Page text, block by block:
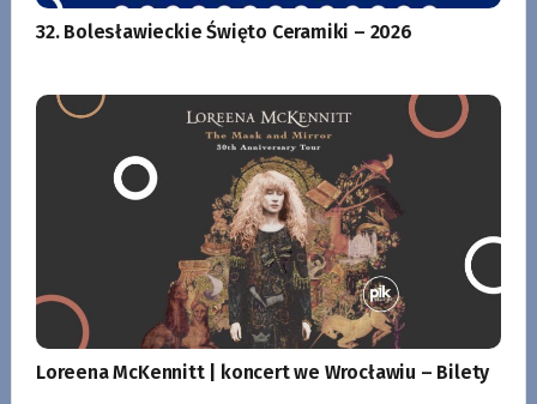
32. Bolesławieckie Święto Ceramiki – 2026
Loreena McKennitt | koncert we Wrocławiu – Bilety